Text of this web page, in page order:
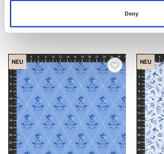
Deny
NEU NEU